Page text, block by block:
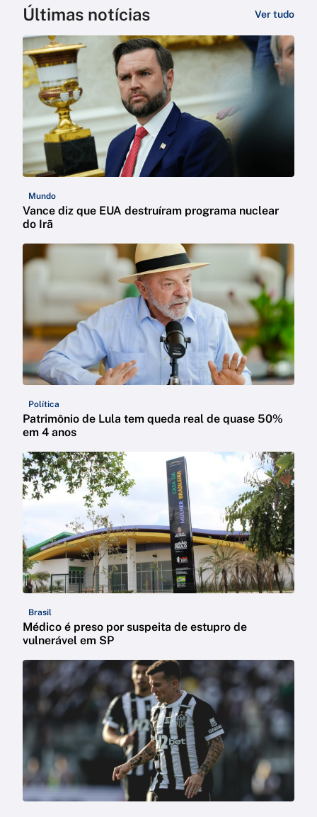
Últimas notícias Ver tudo
Mundo
Vance diz que EUA destruíram programa nuclear
do Irã
Política
Patrimônio de Lula tem queda real de quase 50%
em 4 anos
Brasil
Médico é preso por suspeita de estupro de
vulnerável em SP